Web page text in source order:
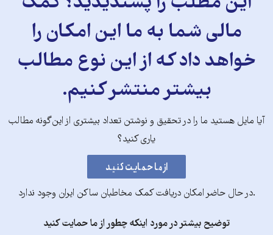
مالی شما به ما این امکان را
خواهد داد که از این نوع مطالب
بیشتر منتشر کنیم.
آیا مایل هستید ما را در تحقیق و نوشتن تعداد بیشتری از این‌گونه مطالب
یاری کنید؟
.در حال حاضر امکان دریافت کمک مخاطبان ساکن ایران وجود ندارد
توضیح بیشتر در مورد اینکه چطور از ما حمایت کنید